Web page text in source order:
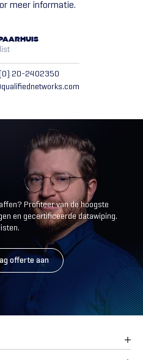
meer informatie.
20-2402350
Profiteer van de hoogste
en gecertificeerde datawiping.
offerte aan